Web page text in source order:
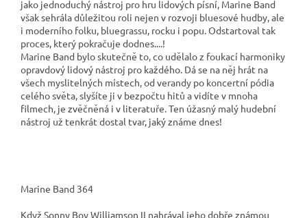
jako jednoduchý nástroj pro hru lidových písní, Marine Band
však sehrála důležitou roli nejen v rozvoji bluesové hudby, ale
i moderního folku, bluegrassu, rocku i popu. Odstartoval tak
proces, který pokračuje dodnes....!
Marine Band bylo skutečně to, co udělalo z foukací harmoniky
opravdový lidový nástroj pro každého. Dá se na něj hrát na
všech myslitelných místech, od verandy po koncertní pódia
celého světa, slyšíte ji v bezpočtu hitů a vidíte v mnoha
filmech, je zvěčněná i v literatuře. Ten úžasný malý hudební
nástroj už tenkrát dostal tvar, jaký známe dnes!
Marine Band 364
Když Sonny Boy Williamson II nahrával jeho dobře známou